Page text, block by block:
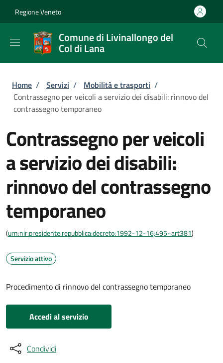
Regione Veneto
Comune di Livinallongo del
Col di Lana
Briciole di pane
Home / Servizi / Mobilità e trasporti /
Contrassegno per veicoli a servizio dei disabili: rinnovo del
contrassegno temporaneo
Contrassegno per veicoli
a servizio dei disabili:
rinnovo del contrassegno
temporaneo
(urn:nir:presidente.repubblica:decreto:1992-12-16;495~art381)
Servizio attivo
Procedimento di rinnovo del contrassegno temporaneo
Accedi al servizio
Condividi